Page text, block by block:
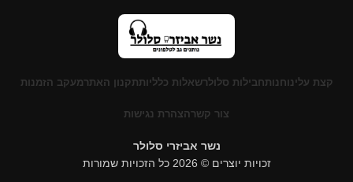
קצת עלינוחנותחבילות סלולרשאלות כלליותתקנון האתרמעקב הזמנות
צור קשרהצהרת נגישות
נשר אביזרי סלולר
זכויות יוצרים © 2026 כל הזכויות שמורות